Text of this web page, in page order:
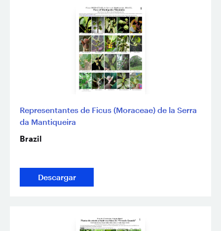
Representantes de Ficus (Moraceae) de la Serra
da Mantiqueira
Brazil
Descargar